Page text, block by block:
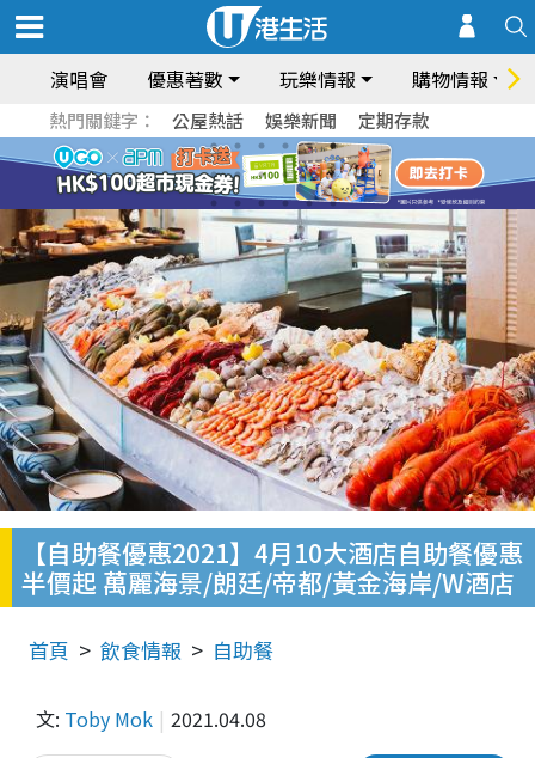
演唱會 優惠著數 玩樂情報 購物情報
熱門關鍵字： 公屋熱話 娛樂新聞 定期存款
【自助餐優惠2021】4月10大酒店自助餐優惠
半價起 萬麗海景/朗廷/帝都/黃金海岸/W酒店
首頁 飲食情報 自助餐
文: Toby Mok 2021.04.08